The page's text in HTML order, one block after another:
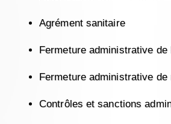
Agrément sanitaire
Fermeture administrative de
Fermeture administrative de
Contrôles et sanctions